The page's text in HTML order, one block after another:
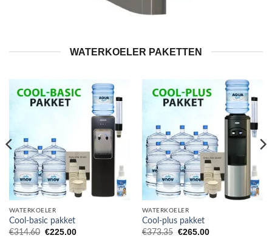
WATERKOELER PAKETTEN
WATERKOELER
Cool-basic pakket
€314.60 Oorspronkelijke
€225.00Huidige
WATERKOELER
Cool-plus pakket
€373.35 Oorspronkelijke
€265.00Huidige